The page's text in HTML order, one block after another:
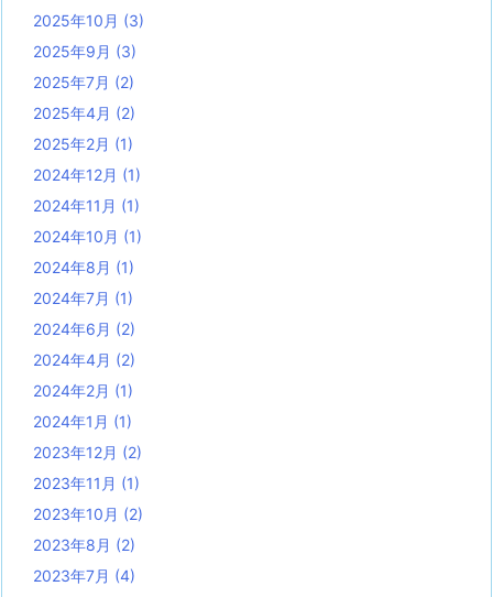
2025年10月 (3)
2025年9月 (3)
2025年7月 (2)
2025年4月 (2)
2025年2月 (1)
2024年12月 (1)
2024年11月 (1)
2024年10月 (1)
2024年8月 (1)
2024年7月 (1)
2024年6月 (2)
2024年4月 (2)
2024年2月 (1)
2024年1月 (1)
2023年12月 (2)
2023年11月 (1)
2023年10月 (2)
2023年8月 (2)
2023年7月 (4)